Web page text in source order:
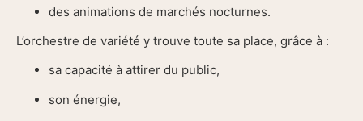
des animations de marchés nocturnes.
L’orchestre de variété y trouve toute sa place, grâce à :
sa capacité à attirer du public,
son énergie,